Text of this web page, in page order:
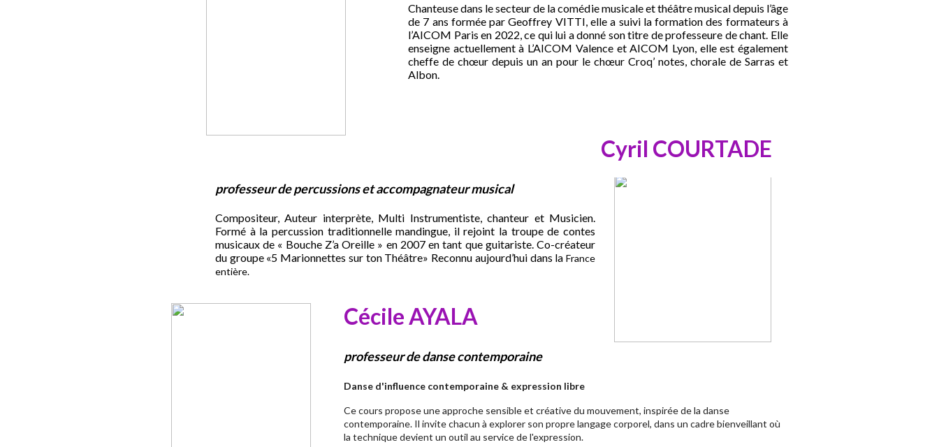
Chanteuse dans le secteur de la comédie musicale et théâtre musical depuis l’âge
de 7 ans formée par Geoffrey VITTI, elle a suivi la formation des formateurs à
l’AICOM Paris en 2022, ce qui lui a donné son titre de professeure de chant. Elle
enseigne actuellement à L’AICOM Valence et AICOM Lyon, elle est également
cheffe de chœur depuis un an pour le chœur Croq’ notes, chorale de Sarras et
Albon.
Cyril COURTADE
professeur de percussions et accompagnateur musical
Compositeur, Auteur interprète, Multi Instrumentiste, chanteur et Musicien.
Formé à la percussion traditionnelle mandingue, il rejoint la troupe de contes
musicaux de « Bouche Z’a Oreille » en 2007 en tant que guitariste. Co-créateur
du groupe «5 Marionnettes sur ton Théâtre» Reconnu aujourd’hui dans la France
entière.
Cécile AYALA
professeur de danse contemporaine
Danse d'influence contemporaine & expression libre
Ce cours propose une approche sensible et créative du mouvement, inspirée de la danse
contemporaine. Il invite chacun à explorer son propre langage corporel, dans un cadre bienveillant où
la technique devient un outil au service de l'expression.